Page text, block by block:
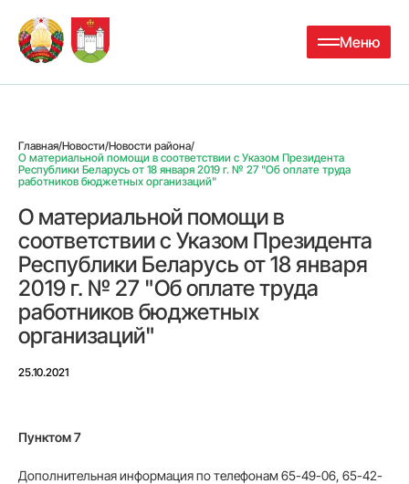
Меню
Главная/Новости/Новости района/
О материальной помощи в соответствии с Указом Президента
Республики Беларусь от 18 января 2019 г. № 27 "Об оплате труда
работников бюджетных организаций"
О материальной помощи в
соответствии с Указом Президента
Республики Беларусь от 18 января
2019 г. № 27 "Об оплате труда
работников бюджетных
организаций"
25.10.2021
Пунктом 7
Дополнительная информация по телефонам 65-49-06, 65-42-